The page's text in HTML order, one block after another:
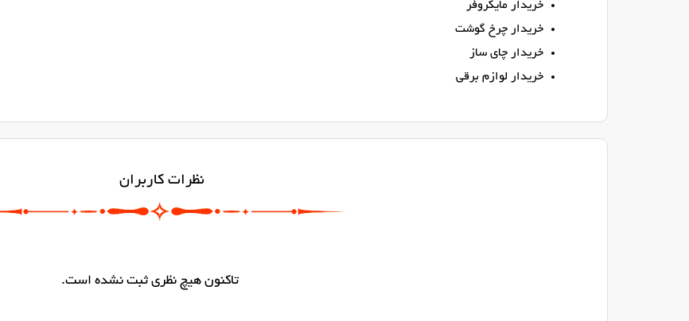
خریدار مایکروفر
خریدار چرخ گوشت
خریدار چای ساز
خریدار لوازم برقی
نظرات کاربران
تاکنون هیچ نظری ثبت نشده است.